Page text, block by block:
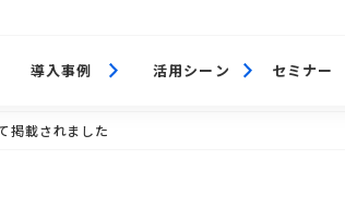
導入事例 活用シーン セミナー
掲載されました